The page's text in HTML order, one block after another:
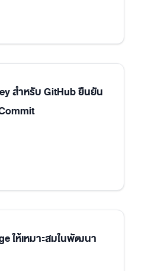
สำหรับ GitHub ยืนยัน
ให้เหมาะสมในพัฒนา